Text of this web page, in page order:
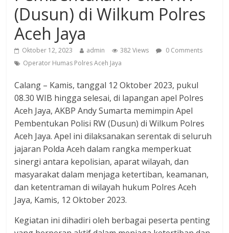
(Dusun) di Wilkum Polres
Aceh Jaya
Oktober 12, 2023 admin 382 Views
0 Comments
Operator Humas Polres Aceh Jaya
Calang – Kamis, tanggal 12 Oktober 2023, pukul
08.30 WIB hingga selesai, di lapangan apel Polres
Aceh Jaya, AKBP Andy Sumarta memimpin Apel
Pembentukan Polisi RW (Dusun) di Wilkum Polres
Aceh Jaya. Apel ini dilaksanakan serentak di seluruh
jajaran Polda Aceh dalam rangka memperkuat
sinergi antara kepolisian, aparat wilayah, dan
masyarakat dalam menjaga ketertiban, keamanan,
dan ketentraman di wilayah hukum Polres Aceh
Jaya, Kamis, 12 Oktober 2023.
Kegiatan ini dihadiri oleh berbagai peserta penting